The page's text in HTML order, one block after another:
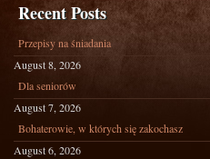
Recent Posts
Przepisy na śniadania
August 8, 2026
Dla seniorów
August 7, 2026
Bohaterowie, w których się zakochasz
August 6, 2026